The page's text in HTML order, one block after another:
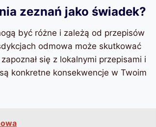
zeznań jako świadek?
być różne i zależą od przepisów
odmowa może skutkować
się z lokalnymi przepisami i
konkretne konsekwencje w Twoim